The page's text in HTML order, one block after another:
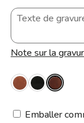
Note sur la
Emballer